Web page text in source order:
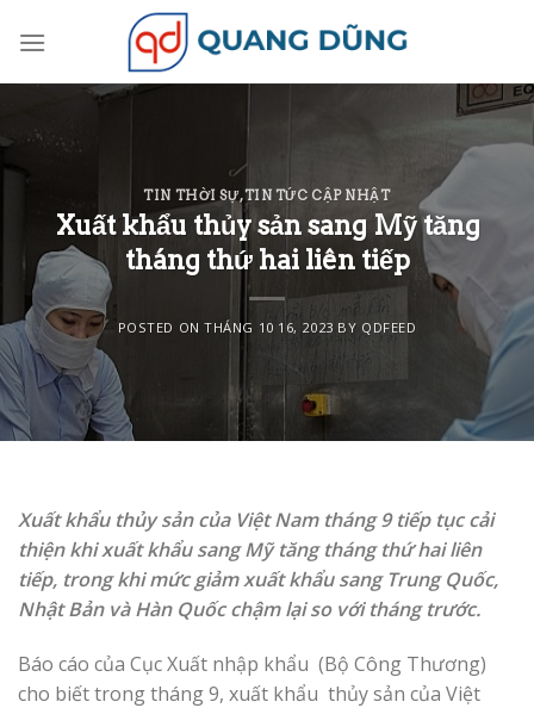
TIN THỜI SỰ,TIN TỨC CẬP NHẬT
Xuất khẩu thủy sản sang Mỹ tăng
tháng thứ hai liên tiếp
POSTED ONTHÁNG 10 16, 2023 BY QDFEED
Xuất khẩu thủy sản của Việt Nam tháng 9 tiếp tục cải
thiện khi xuất khẩu sang Mỹ tăng tháng thứ hai liên
tiếp, trong khi mức giảm xuất khẩu sang Trung Quốc,
Nhật Bản và Hàn Quốc chậm lại so với tháng trước.
Báo cáo của Cục Xuất nhập khẩu (Bộ Công Thương)
cho biết trong tháng 9, xuất khẩu thủy sản của Việt